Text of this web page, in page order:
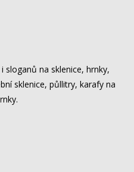
sloganů na sklenice, hrnky,
sklenice, půllitry, karafy na